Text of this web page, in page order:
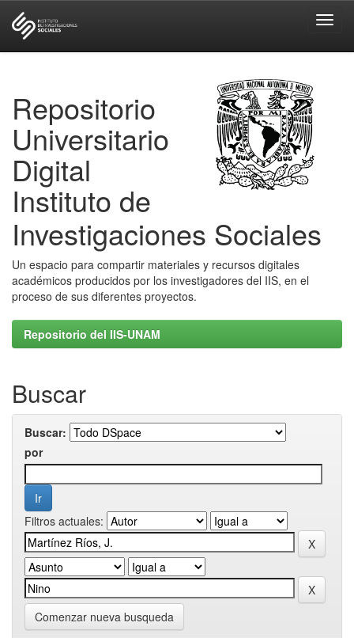
Repositorio
Universitario
Digital
Instituto de
Investigaciones Sociales
Un espacio para compartir materiales y recursos digitales
académicos producidos por los investigadores del IIS, en el
proceso de sus diferentes proyectos.
Repositorio del IIS-UNAM
Buscar
Buscar:
por
Filtros actuales:
Comenzar nueva busqueda